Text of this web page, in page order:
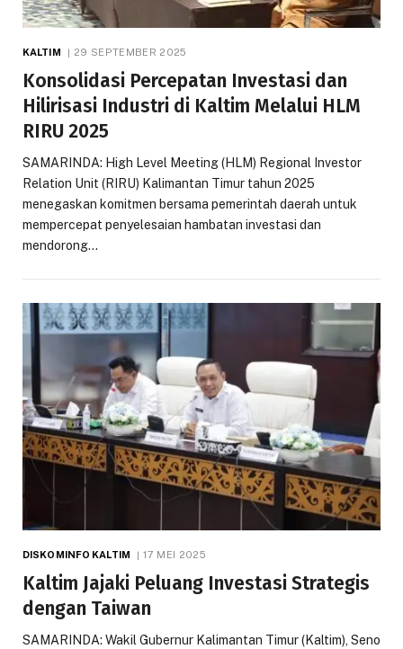
KALTIM 29 SEPTEMBER 2025
Konsolidasi Percepatan Investasi dan
Hilirisasi Industri di Kaltim Melalui HLM
RIRU 2025
SAMARINDA: High Level Meeting (HLM) Regional Investor
Relation Unit (RIRU) Kalimantan Timur tahun 2025
menegaskan komitmen bersama pemerintah daerah untuk
mempercepat penyelesaian hambatan investasi dan
mendorong…
DISKOMINFO KALTIM 17 MEI 2025
Kaltim Jajaki Peluang Investasi Strategis
dengan Taiwan
SAMARINDA: Wakil Gubernur Kalimantan Timur (Kaltim), Seno